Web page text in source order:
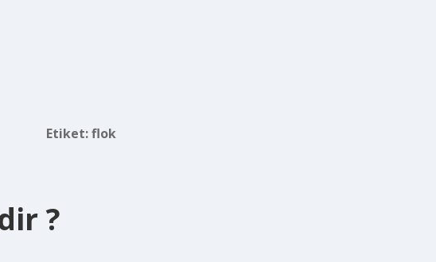
Etiket:flok
?